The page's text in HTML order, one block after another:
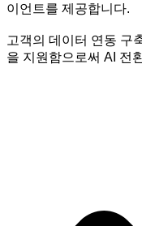
이언트를 제공합니다.
고객의 데이터 연동 구
을 지원함으로써 AI 전